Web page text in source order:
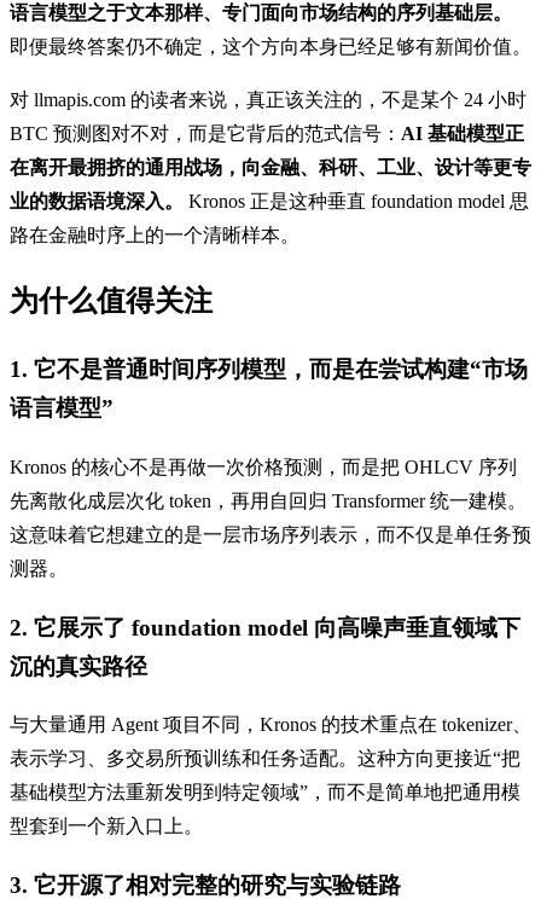
语言模型之于文本那样、专门面向市场结构的序列基础层。
即便最终答案仍不确定，这个方向本身已经足够有新闻价值。
对 llmapis.com 的读者来说，真正该关注的，不是某个 24 小时
BTC 预测图对不对，而是它背后的范式信号： AI 基础模型正
在离开最拥挤的通用战场，向金融、科研、工业、设计等更专
业的数据语境深入。
Kronos 正是这种垂直 foundation model 思
路在金融时序上的一个清晰样本。
为什么值得关注
1. 它不是普通时间序列模型，而是在尝试构建“市场
语言模型”
Kronos 的核心不是再做一次价格预测，而是把 OHLCV 序列
先离散化成层次化 token，再用自回归 Transformer 统一建模。
这意味着它想建立的是一层市场序列表示，而不仅是单任务预
测器。
2. 它展示了 foundation model 向高噪声垂直领域下
沉的真实路径
与大量通用 Agent 项目不同，Kronos 的技术重点在 tokenizer、
表示学习、多交易所预训练和任务适配。这种方向更接近“把
基础模型方法重新发明到特定领域”，而不是简单地把通用模
型套到一个新入口上。
3. 它开源了相对完整的研究与实验链路